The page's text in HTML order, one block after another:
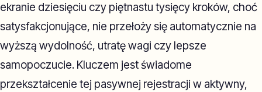
ekranie dziesięciu czy piętnastu tysięcy kroków, choć
satysfakcjonujące, nie przełoży się automatycznie na
wyższą wydolność, utratę wagi czy lepsze
samopoczucie. Kluczem jest świadome
przekształcenie tej pasywnej rejestracji w aktywny,